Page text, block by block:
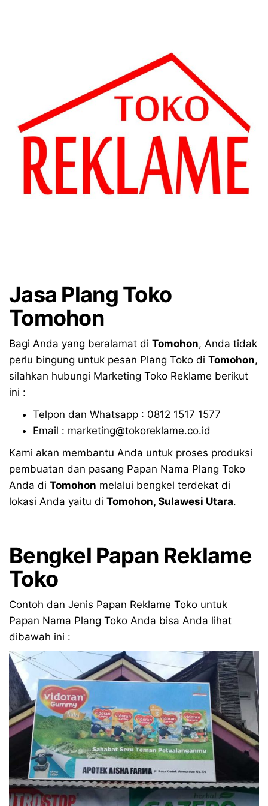
Jasa Plang Toko
Tomohon
Bagi Anda yang beralamat di Tomohon, Anda tidak
perlu bingung untuk pesan Plang Toko di Tomohon,
silahkan hubungi Marketing Toko Reklame berikut
ini :
Telpon dan Whatsapp : 0812 1517 1577
Email : marketing@tokoreklame.co.id
Kami akan membantu Anda untuk proses produksi
pembuatan dan pasang Papan Nama Plang Toko
Anda di Tomohon melalui bengkel terdekat di
lokasi Anda yaitu di Tomohon, Sulawesi Utara.
Bengkel Papan Reklame
Toko
Contoh dan Jenis Papan Reklame Toko untuk
Papan Nama Plang Toko Anda bisa Anda lihat
dibawah ini :